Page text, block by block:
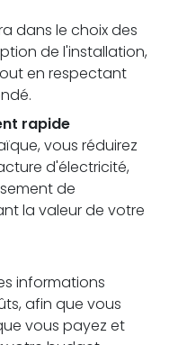
dans le choix des
de l'installation,
en respectant
rapide
vous réduirez
d'électricité,
de
la valeur de votre
informations
afin que vous
vous payez et